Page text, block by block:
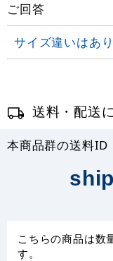
ご回答
サイズ違いはあ
送料・配送
本商品群の送料ID
こちらの商品は数
す。